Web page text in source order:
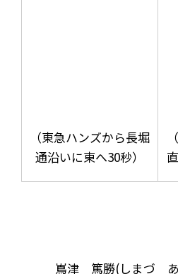
（東急ハンズから長堀
通沿いに東へ30秒）
嶌津 篤勝(しまづ